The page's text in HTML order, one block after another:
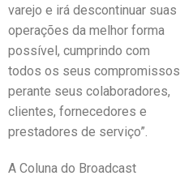
varejo e irá descontinuar suas
operações da melhor forma
possível, cumprindo com
todos os seus compromissos
perante seus colaboradores,
clientes, fornecedores e
prestadores de serviço”.
A Coluna do Broadcast